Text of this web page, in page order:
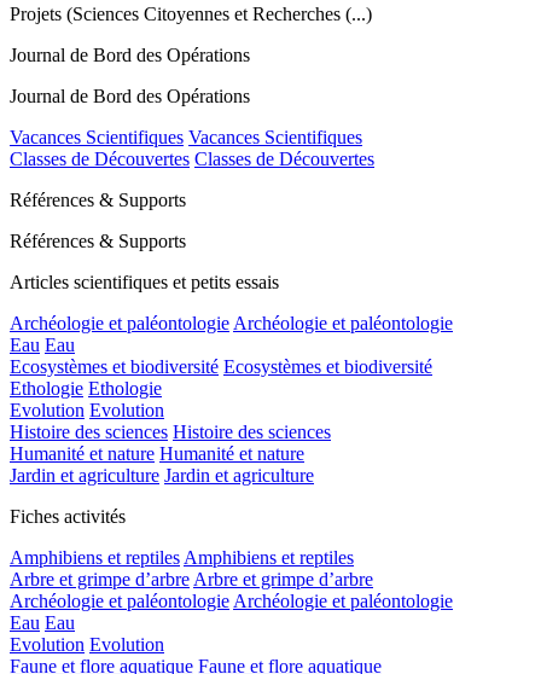
Projets (Sciences Citoyennes et Recherches (...)
Journal de Bord des Opérations
Journal de Bord des Opérations
Vacances Scientifiques Vacances Scientifiques
Classes de Découvertes Classes de Découvertes
Références & Supports
Références & Supports
Articles scientifiques et petits essais
Archéologie et paléontologieArchéologie et paléontologie
Eau Eau
Ecosystèmes et biodiversité Ecosystèmes et biodiversité
Ethologie Ethologie
Evolution Evolution
Histoire des sciences Histoire des sciences
Humanité et nature Humanité et nature
Jardin et agriculture Jardin et agriculture
Fiches activités
Amphibiens et reptilesAmphibiens et reptiles
Arbre et grimpe d’arbreArbre et grimpe d’arbre
Archéologie et paléontologieArchéologie et paléontologie
Eau Eau
Evolution Evolution
Faune et flore aquatique Faune et flore aquatique